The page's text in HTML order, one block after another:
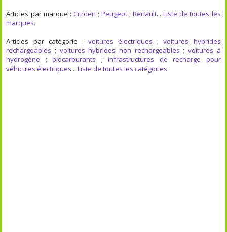
Articles par marque : Citroën ; Peugeot ;Renault...Liste de toutes les
marques.
Articles par catégorie : voitures électriques ;voitures hybrides
rechargeables ; voitures hybrides non rechargeables ; voitures à
hydrogène ;biocarburants ;infrastructures de recharge pour
véhicules électriques...Liste de toutes les catégories.